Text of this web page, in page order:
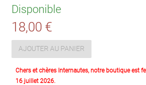
Disponible
18,00 €
AJOUTER AU PANIER
Chers et chères Internautes, notre boutique est
16 juillet 2026.